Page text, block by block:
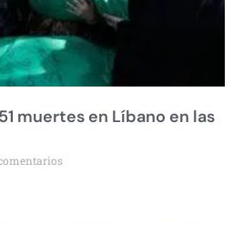
muertes en Líbano en las